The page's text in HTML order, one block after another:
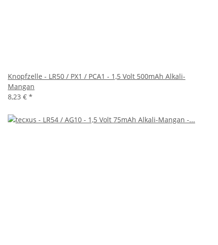
Knopfzelle - LR50 / PX1 / PCA1 - 1,5 Volt 500mAh Alkali-
Mangan
8,23 € *